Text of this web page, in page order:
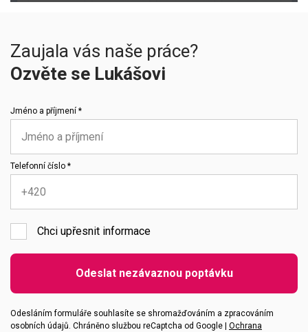
Zaujala vás naše práce?
Ozvěte se Lukášovi
Jméno a příjmení *
Telefonní číslo *
Chci upřesnit informace
Emailová adresa
Vaše zpráva
Odeslat nezávaznou poptávku
Odesláním formuláře souhlasíte se shromažďováním a zpracováním
osobních údajů. Chráněno službou reCaptcha od Google | Ochrana